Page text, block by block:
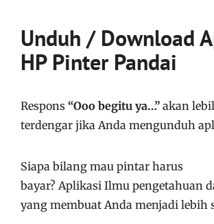
Unduh / Download
HP Pinter Pandai
Respons “Ooo begitu ya…” akan
terdengar jika Anda mengunduh
Siapa bilang mau pintar harus
bayar? Aplikasi Ilmu pengetahuan
yang membuat Anda menjadi lebih